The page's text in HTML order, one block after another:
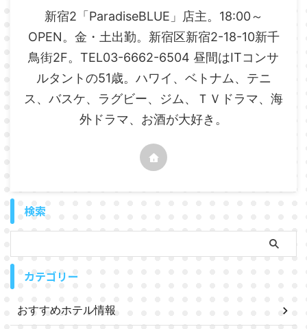
新宿2「ParadiseBLUE」店主。18:00～
OPEN。金・土出勤。新宿区新宿2-18-10新千
鳥街2F。TEL03-6662-6504 昼間はITコンサ
ルタントの51歳。ハワイ、ベトナム、テニ
ス、バスケ、ラグビー、ジム、ＴＶドラマ、海
外ドラマ、お酒が大好き。
検索
カテゴリー
おすすめホテル情報